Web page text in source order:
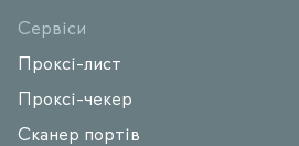
Сервіси
Проксі-лист
Проксі-чекер
Сканер портів